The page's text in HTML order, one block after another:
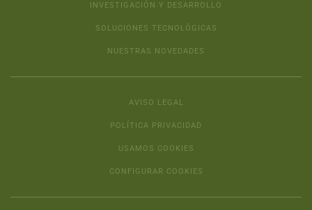
INVESTIGACIÓN Y DESARROLLO
SOLUCIONES TECNOLÓGICAS
NUESTRAS NOVEDADES
AVISO LEGAL
POLÍTICA PRIVACIDAD
USAMOS COOKIES
CONFIGURAR COOKIES